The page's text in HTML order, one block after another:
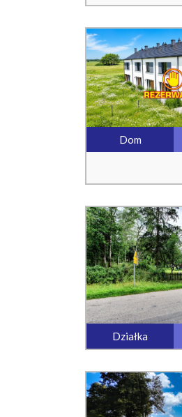
Dom
Działka